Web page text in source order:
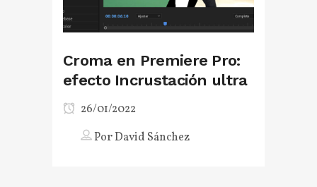
Croma en Premiere Pro:
efecto Incrustación ultra
26/01/2022
PorDavid Sánchez